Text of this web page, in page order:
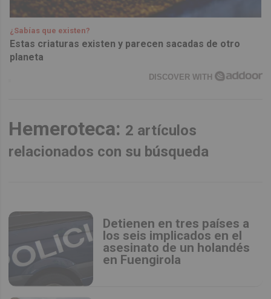
¿Sabías que existen?
Estas criaturas existen y parecen sacadas de otro
planeta
DISCOVER WITH
Hemeroteca: 2 artículos
relacionados con su búsqueda
Detienen en tres países a
los seis implicados en el
asesinato de un holandés
en Fuengirola